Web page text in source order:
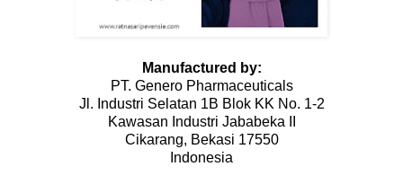
Manufactured by:
PT. Genero Pharmaceuticals
Jl. Industri Selatan 1B Blok KK No. 1-2
Kawasan Industri Jababeka II
Cikarang, Bekasi 17550
Indonesia